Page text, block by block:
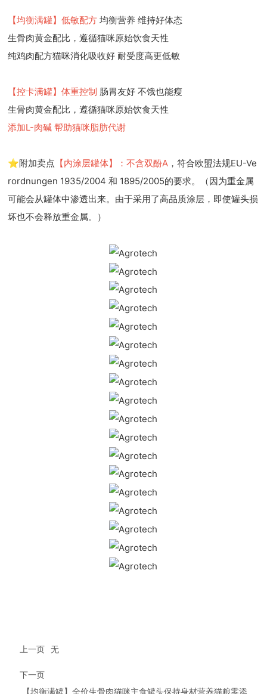
【均衡满罐】低敏配方 均衡营养 维持好体态
生骨肉黄金配比，遵循猫咪原始饮食天性
纯鸡肉配方猫咪消化吸收好 耐受度高更低敏
【控卡满罐】体重控制 肠胃友好 不饿也能瘦
生骨肉黄金配比，遵循猫咪原始饮食天性
添加L-肉碱 帮助猫咪脂肪代谢
⭐附加卖点 【内涂层罐体】：不含双酚A ，符合欧盟法规EU-Ve
rordnungen 1935/2004 和 1895/2005的要求。（因为重金属
可能会从罐体中渗透出来。由于采用了高品质涂层，即使罐头损
坏也不会释放重金属。）
上一页 无
下一页
【均衡满罐】全价生骨肉猫咪主食罐头保持身材营养猫粮零添